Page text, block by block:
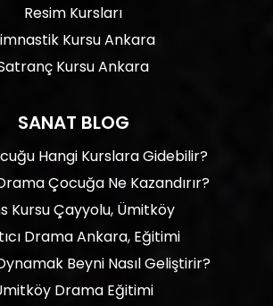
Resim Kursları
Kursu Ankara
Kursu Ankara
SANAT BLOG
Hangi Kurslara Gidebilir?
Çocuğa Ne Kazandırır?
Kursu Çayyolu, Ümitköy
Drama Ankara, Eğitimi
Beyni Nasıl Geliştirir?
Drama Eğitimi